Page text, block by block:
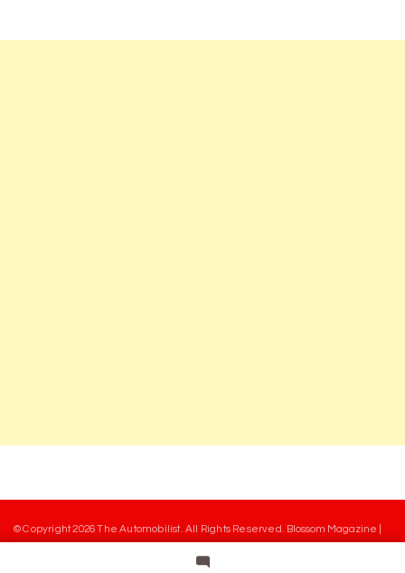
© Copyright 2026The Automobilist. All Rights Reserved. Blossom Magazine |